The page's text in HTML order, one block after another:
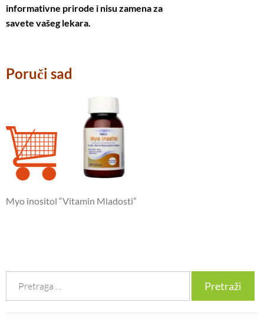
informativne prirode i nisu zamena za
savete vašeg lekara.
Poruči sad
Myo inositol “Vitamin Mladosti”